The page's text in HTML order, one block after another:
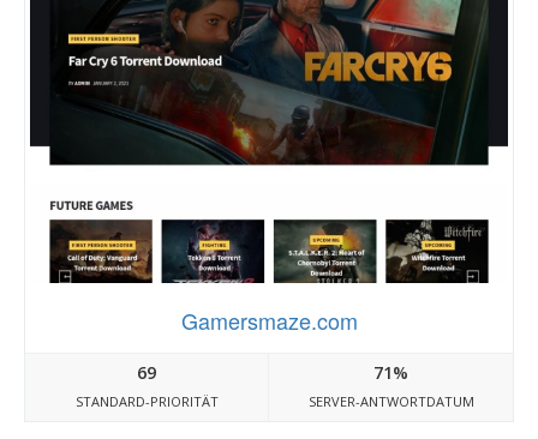
Gamersmaze.com
69
STANDARD-PRIORITÄT
71%
SERVER-ANTWORTDATUM